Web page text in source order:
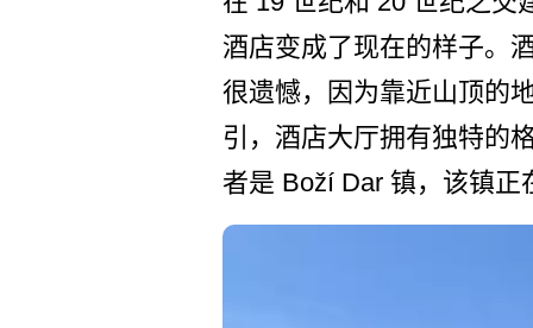
酒店变成了现­在的样子。
很遗憾，因为靠近山顶的
引，酒店大厅拥有独特的
者是 Boží Dar 镇，该镇正